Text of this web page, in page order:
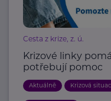
Cesta z krize, z. ú.
Krizové linky
potřebují pomoc
Aktuálně Krizová